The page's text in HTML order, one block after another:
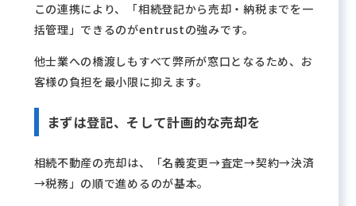
この連携により、「相続登記から売却・納税までを一
括管理」できるのがentrustの強みです。
他士業への橋渡しもすべて弊所が窓口となるため、お
客様の負担を最小限に抑えます。
まずは登記、そして計画的な売却を
相続不動産の売却は、「名義変更→査定→契約→決済
→税務」の順で進めるのが基本。